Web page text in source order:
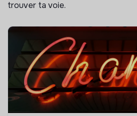
trouver ta voie.